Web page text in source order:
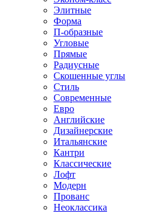
Элитные
Форма
П-образные
Угловые
Прямые
Радиусные
Скошенные углы
Стиль
Современные
Евро
Английские
Дизайнерские
Итальянские
Кантри
Классические
Лофт
Модерн
Прованс
Неоклассика